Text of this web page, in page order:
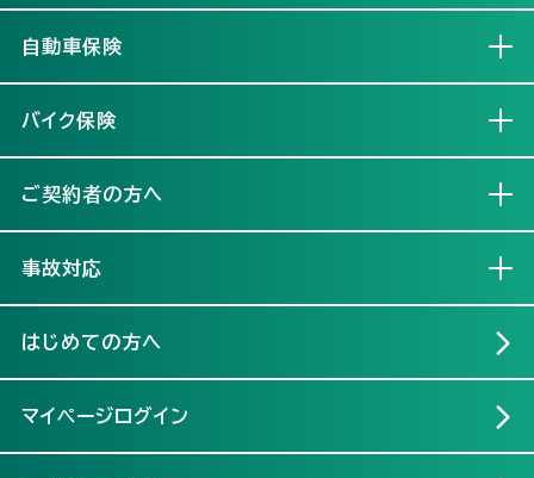
自動車保険
バイク保険
ご契約者の方へ
事故対応
はじめての方へ
マイページログイン